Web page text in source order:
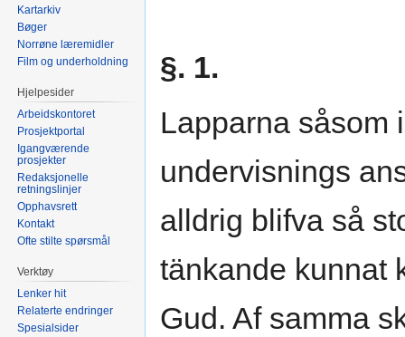
§. 1.
Lapparna såsom
undervisnings
alldrig blifva så
tänkande kunnat
Gud. Af samma
Kartarkiv
Bøger
Norrøne læremidler
Film og underholdning
Hjelpesider
Arbeidskontoret
Prosjektportal
Igangværende
prosjekter
Redaksjonelle
retningslinjer
Opphavsrett
Kontakt
Ofte stilte spørsmål
Verktøy
Lenker hit
Relaterte endringer
Spesialsider